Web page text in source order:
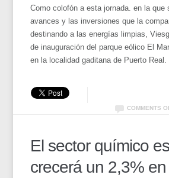
Como colofón a esta jornada. en la que
avances y las inversiones que la
destinando a las energías limpias,
de inauguración del parque eólico El
en la localidad gaditana de Puerto Real.
COMMENTS
El sector químico
crecerá un 2,3%